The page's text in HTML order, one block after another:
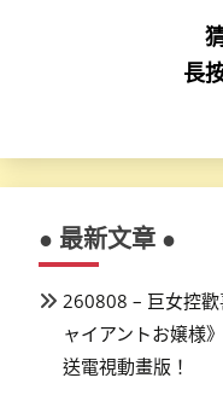
長
● 最新文章 ●
260808 – 巨女控
ャイアントお嬢様
送電視動畫版！